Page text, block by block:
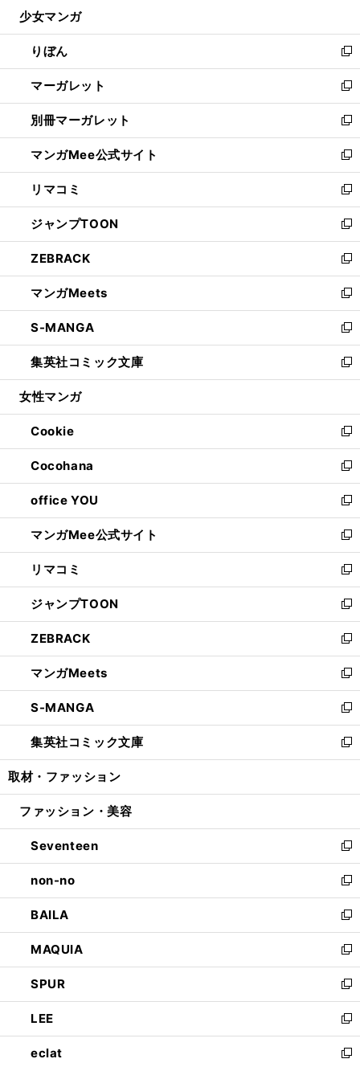
開
く
ウ
で
開
く
ン
ド
ウ
で
開
く
ウ
ィ
ン
ド
ウ
で
開
く
少女マンガ
りぼん
新
し
い
ウ
ィ
ン
ド
ウ
で
開
く
マーガレット
新
し
い
ウ
ィ
ン
ド
ウ
で
開
く
別冊マーガレット
新
し
い
ウ
ィ
ン
ド
ウ
で
開
く
マンガMee公式サイト
新
し
い
ウ
ィ
ン
ド
ウ
で
開
く
リマコミ
新
し
い
ウ
ィ
ン
ド
ウ
で
開
く
ジャンプTOON
新
し
い
ウ
ィ
ン
ド
ウ
で
開
ZEBRACK
新
し
い
ウ
ィ
ン
ド
ウ
開
く
マンガMeets
新
し
い
ウ
ィ
ン
ウ
で
開
く
S-MANGA
新
し
い
ウ
ン
ド
ウ
で
開
く
集英社コミック文庫
新
し
ウ
ィ
ン
ド
ウ
で
開
く
女性マンガ
Cookie
新
し
い
ウ
ィ
ン
ド
ウ
で
開
く
Cocohana
新
し
い
ウ
ィ
ン
ド
ウ
で
開
く
office YOU
新
し
い
ウ
ィ
ン
ド
ウ
で
開
く
マンガMee公式サイト
新
し
い
ウ
ィ
ン
ド
ウ
で
開
く
リマコミ
新
し
い
ウ
ィ
ン
ド
ウ
で
開
く
ジャンプTOON
新
し
い
ウ
ィ
ン
ド
ウ
で
開
ZEBRACK
新
し
い
ウ
ィ
ン
ド
ウ
開
マンガMeets
新
し
い
ウ
ィ
ン
ウ
開
く
S-MANGA
新
し
い
ウ
ン
ウ
で
開
く
集英社コミック文庫
新
し
ウ
ン
ド
ウ
で
開
く
取材・ファッション
ファッション・美容
Seventeen
新
し
い
ウ
ィ
ン
ド
ウ
で
開
く
non-no
新
し
い
ウ
ィ
ン
ド
ウ
で
開
く
BAILA
新
し
い
ウ
ィ
ン
ド
ウ
で
MAQUIA
新
し
い
ウ
ィ
ン
ド
SPUR
新
し
い
ウ
ィ
LEE
新
し
い
eclat
新